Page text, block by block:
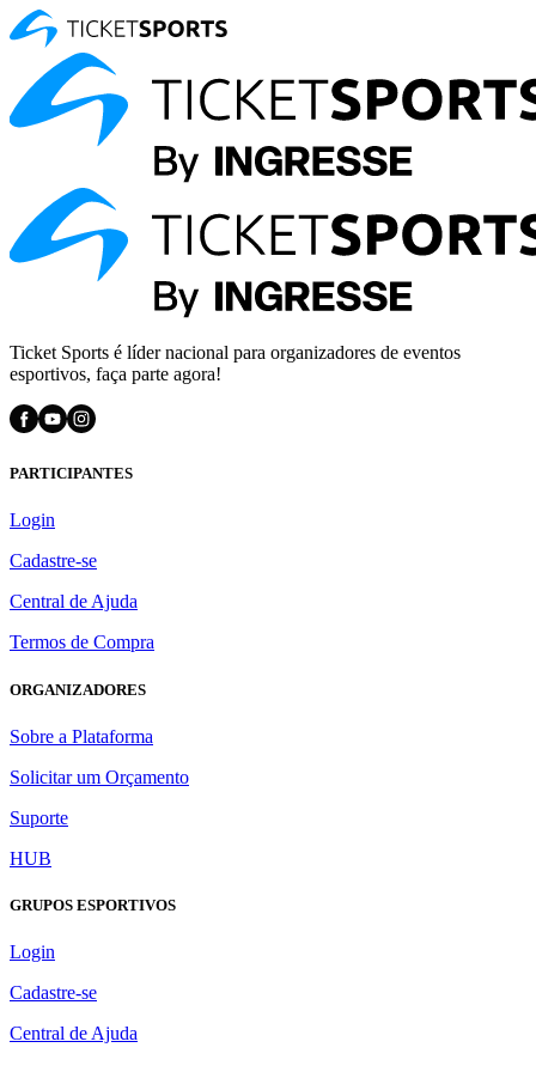
Ticket Sports é líder nacional para organizadores de eventos
esportivos, faça parte agora!
PARTICIPANTES
Login
Cadastre-se
Central de Ajuda
Termos de Compra
ORGANIZADORES
Sobre a Plataforma
Solicitar um Orçamento
Suporte
HUB
GRUPOS ESPORTIVOS
Login
Cadastre-se
Central de Ajuda